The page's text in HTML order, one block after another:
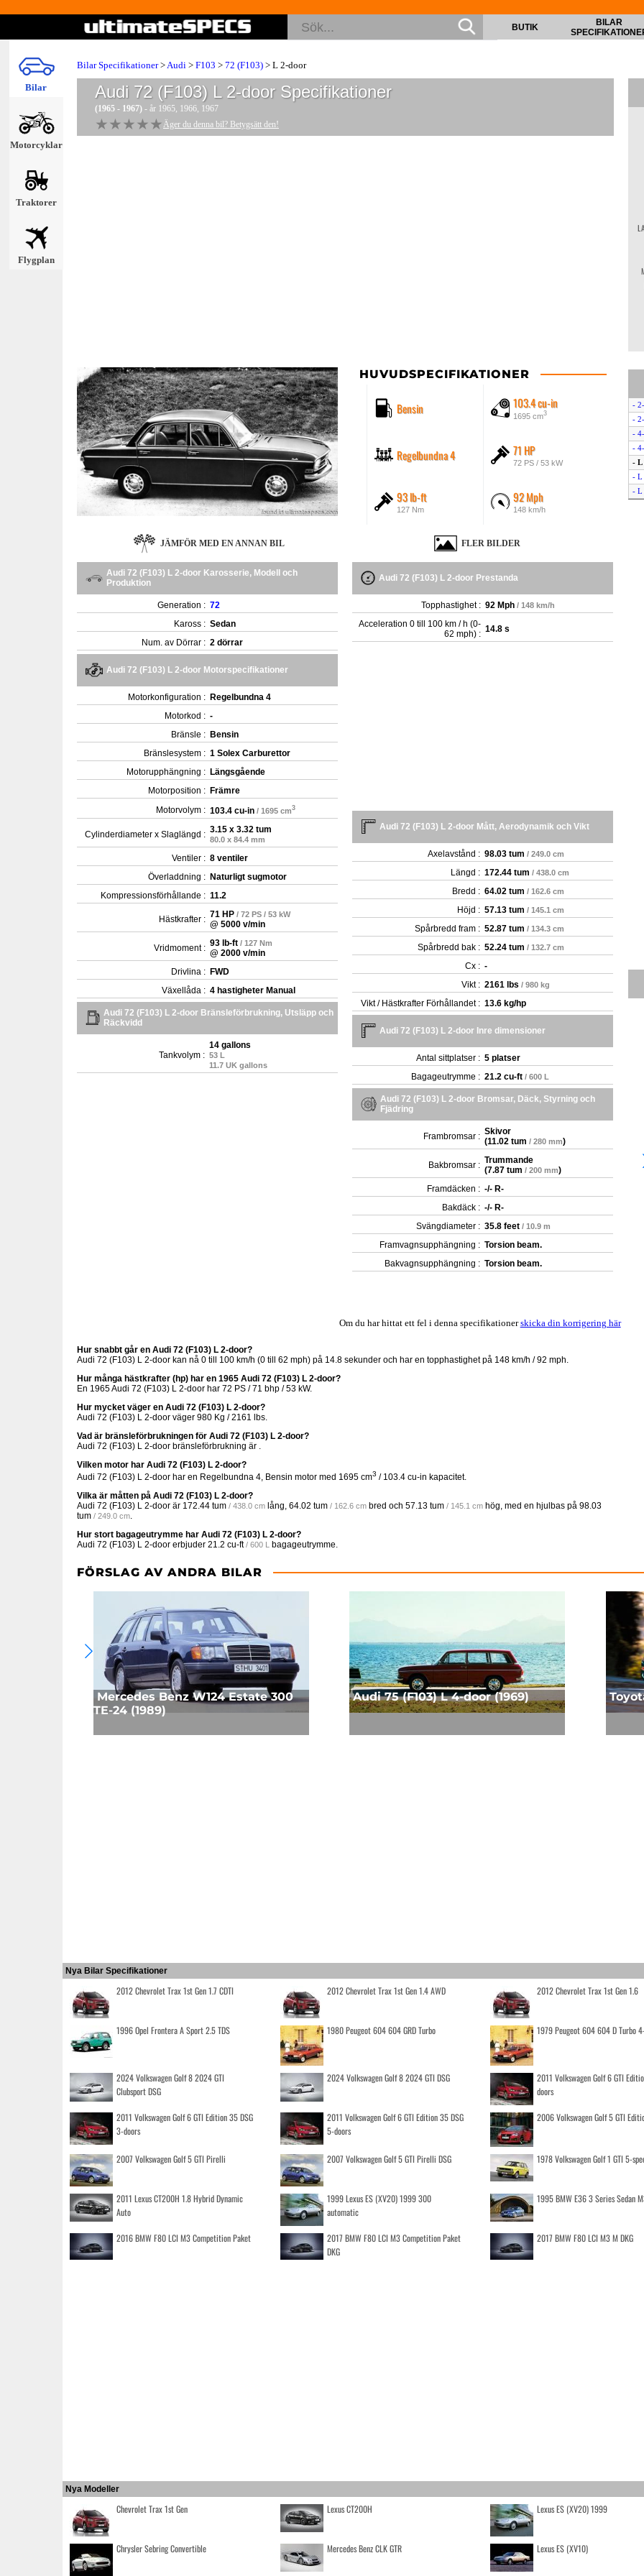
Bilar
Motorcyklar
Traktorer
Flygplan
BUTIK
BILAR
Bilar Specifikationer>Audi > F103 > 72 (F103) > L 2-door
Audi 72 (F103) L 2-doorSpecifikationer
(1965 - 1967) - år 1965, 1966, 1967
★★★★★
★★★★★ Äger du denna bil? Betygsätt den!
HUVUDSPECIFIKATIONER
Bensin 103.4 cu-in
1695 cm3
Regelbundna 4 71 HP
72 PS / 53 kW
93 lb-ft
127 Nm
92 Mph
148 km/h
JÄMFÖR MED EN ANNAN BIL FLER BILDER
Audi 72 (F103) L 2-door Karosserie, Modell och
Produktion
Generation : 72
Kaross : Sedan
Num. av Dörrar : 2 dörrar
Audi 72 (F103) L 2-door Motorspecifikationer
Motorkonfiguration : Regelbundna 4
Motorkod : -
Bränsle : Bensin
Bränslesystem : 1 Solex Carburettor
Motorupphängning : Längsgående
Motorposition : Främre
Motorvolym : 103.4 cu-in / 1695 cm3
Cylinderdiameter x Slaglängd : 3.15 x 3.32 tum
80.0 x 84.4 mm
Ventiler : 8 ventiler
Överladdning : Naturligt sugmotor
Kompressionsförhållande : 11.2
Hästkrafter : 71 HP / 72 PS / 53 kW
@ 5000 v/min
Vridmoment : 93 lb-ft / 127 Nm
@ 2000 v/min
Drivlina : FWD
Växellåda : 4 hastigheter Manual
Audi 72 (F103) L 2-door Bränsleförbrukning, Utsläpp och
Räckvidd
Tankvolym :
14 gallons
53 L
11.7 UK gallons
Audi 72 (F103) L 2-door Prestanda
Topphastighet : 92 Mph / 148 km/h
Acceleration 0 till 100 km / h (0-
62 mph) : 14.8 s
Audi 72 (F103) L 2-door Mått, Aerodynamik och Vikt
Axelavstånd : 98.03 tum / 249.0 cm
Längd : 172.44 tum / 438.0 cm
Bredd : 64.02 tum / 162.6 cm
Höjd : 57.13 tum / 145.1 cm
Spårbredd fram : 52.87 tum / 134.3 cm
Spårbredd bak : 52.24 tum / 132.7 cm
Cx : -
Vikt : 2161 lbs / 980 kg
Vikt / Hästkrafter Förhållandet : 13.6 kg/hp
Audi 72 (F103) L 2-door Inre dimensioner
Antal sittplatser : 5 platser
Bagageutrymme : 21.2 cu-ft / 600 L
Audi 72 (F103) L 2-door Bromsar, Däck, Styrning och
Fjädring
Frambromsar : Skivor
(11.02 tum / 280 mm)
Bakbromsar : Trummande
(7.87 tum / 200 mm)
Framdäcken : -/- R-
Bakdäck : -/- R-
Svängdiameter : 35.8 feet / 10.9 m
Framvagnsupphängning : Torsion beam.
Bakvagnsupphängning : Torsion beam.
Om du har hittat ett fel i denna specifikationerskicka din korrigering här
Hur snabbt går en Audi 72 (F103) L 2-door?
Audi 72 (F103) L 2-door kan nå 0 till 100 km/h (0 till 62 mph) på 14.8 sekunder och har en topphastighet på 148 km/h / 92 mph.
Hur många hästkrafter (hp) har en 1965 Audi 72 (F103) L 2-door?
En 1965 Audi 72 (F103) L 2-door har 72 PS / 71 bhp / 53 kW.
Hur mycket väger en Audi 72 (F103) L 2-door?
Audi 72 (F103) L 2-door väger 980 Kg / 2161 lbs.
Vad är bränsleförbrukningen för Audi 72 (F103) L 2-door?
Audi 72 (F103) L 2-door bränsleförbrukning är .
Vilken motor har Audi 72 (F103) L 2-door?
Audi 72 (F103) L 2-door har en Regelbundna 4, Bensin motor med 1695 cm3 / 103.4 cu-in kapacitet.
Vilka är måtten på Audi 72 (F103) L 2-door?
Audi 72 (F103) L 2-door är 172.44 tum / 438.0 cm lång, 64.02 tum / 162.6 cm bred och 57.13 tum / 145.1 cm hög, med en hjulbas på 98.03
tum / 249.0 cm.
Hur stort bagageutrymme har Audi 72 (F103) L 2-door?
Audi 72 (F103) L 2-door erbjuder 21.2 cu-ft / 600 L bagageutrymme.
-
-
-
-
- L
- L
- L
FÖRSLAG AV ANDRA BILAR
Mercedes Benz W124 Estate 300
TE-24 (1989)
Audi 75 (F103) L 4-door (1969)
Nya Bilar Specifikationer
2012 Chevrolet Trax 1st Gen 1.7 CDTI 2012 Chevrolet Trax 1st Gen 1.4 AWD 2012 Chevrolet Trax 1st Gen 1.6
1996 Opel Frontera A Sport 2.5 TDS 1980 Peugeot 604 604 GRD Turbo 1979 Peugeot 604 604 D Turbo
2024 Volkswagen Golf 8 2024 GTI
Clubsport DSG
2024 Volkswagen Golf 8 2024 GTI DSG
2011 Volkswagen Golf 6 GTI
doors
2011 Volkswagen Golf 6 GTI Edition 35 DSG
3-doors
2011 Volkswagen Golf 6 GTI Edition 35 DSG
5-doors
2006 Volkswagen Golf 5 GTI
2007 Volkswagen Golf 5 GTI Pirelli 2007 Volkswagen Golf 5 GTI Pirelli DSG 1978 Volkswagen Golf 1 GTI 5-
2011 Lexus CT200H 1.8 Hybrid Dynamic
Auto
1999 Lexus ES (XV20) 1999 300
automatic
1995 BMW E36 3 Series Sedan
2016 BMW F80 LCI M3 Competition Paket
2017 BMW F80 LCI M3 Competition Paket
DKG
2017 BMW F80 LCI M3 M DKG
Nya Modeller
Chevrolet Trax 1st Gen Lexus CT200H Lexus ES (XV20) 1999
Chrysler Sebring Convertible Mercedes Benz CLK GTR Lexus ES (XV10)